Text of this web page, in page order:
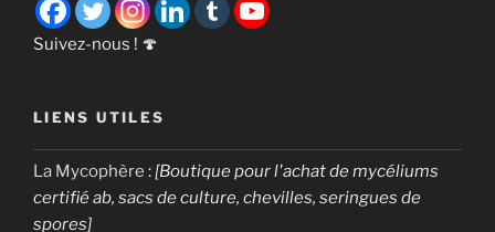
des
Suivez-nous ! 🍄
LIENS UTILES
La Mycophère :[Boutique pour l'achat de mycéliums
certifié ab, sacs de culture, chevilles, seringues de
spores]